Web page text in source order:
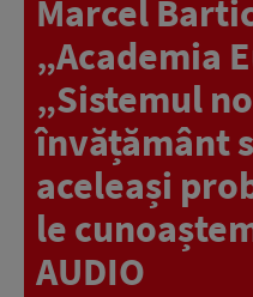
Marcel
„Academia
„Sistemul
învățământ
aceleași
le
AUDIO